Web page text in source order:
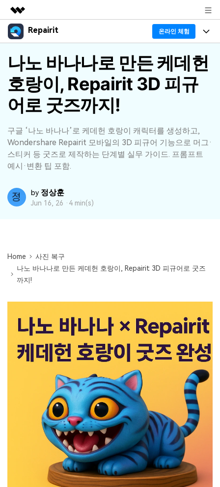
주요 제품
유틸리티
비즈니스
개요
솔루션
회사 소개
뉴스룸
플랜 및 가격
도움말 센터
Repairit 온라인 체험
프로그램
리페어릿 AI
크로스 플랫폼 AI 복원 및 향상 도구
무료 체험하기
Outlook 이메일 복구 솔루션
기능
기본 기능
Repairit 소개
손상된 파일 복구 전문가
기술 인사이트
활용 & 가이드
활용 팁
가이드
데이터 복구 사례
외장 저장장치 복구
자세히 보기
Repairit -- 이메일
나노 바나나로 만든 케데헌
호랑이, Repairit 3D 피규
어로 굿즈까지!
구글 ‘나노 바나나’로 케데헌 호랑이 캐릭터를 생성하고,
Wondershare Repairit 모바일의 3D 피규어 기능으로 머그·
스티커 등 굿즈로 제작하는 단계별 실무 가이드. 프롬프트
예시·변환 팁 포함.
by 정상훈
Jun 16, 26 · 4 min(s)
Home
사진 복구
나노 바나나로 만든 케데헌 호랑이, Repairit 3D 피규어로 굿즈
까지!